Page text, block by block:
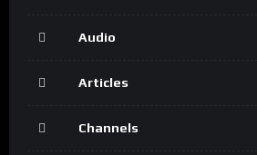
Audio
Articles
Channels